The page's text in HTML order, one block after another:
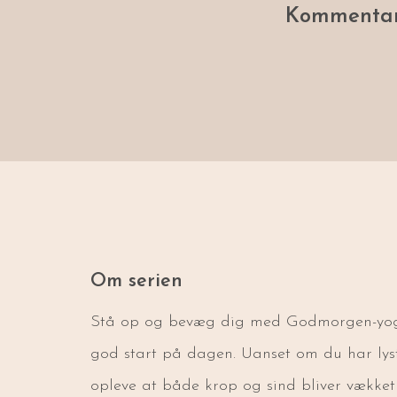
Om serien
Stå op og bevæg dig med Godmorgen-
god start på dagen. Uanset om du har
opleve at både krop og sind bliver